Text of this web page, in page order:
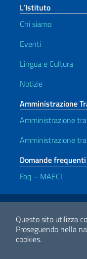
Questo sito utilizza
Proseguendo nella
cookies.
L’Istituto
Chi siamo
Eventi
Lingua e Cultura
Notizie
Amministrazione
Amministrazione
Amministrazione
Domande frequenti
Faq – MAECI
Link Utili